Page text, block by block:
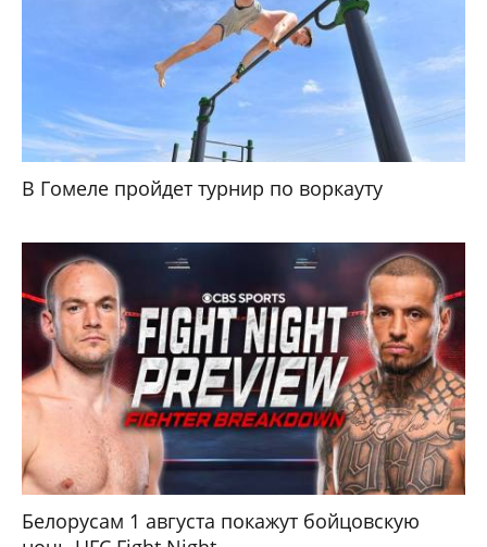
В Гомеле пройдет турнир по воркауту
Белорусам 1 августа покажут бойцовскую